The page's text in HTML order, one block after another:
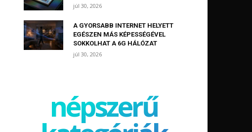
júl 30, 2026
A GYORSABB INTERNET HELYETT
EGÉSZEN MÁS KÉPESSÉGÉVEL
SOKKOLHAT A 6G HÁLÓZAT
júl 30, 2026
népszerű